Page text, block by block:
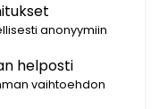
anonyymiin
helposti
vaihtoehdon